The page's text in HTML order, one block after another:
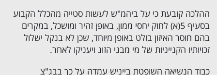
ההלכה קובעת כי על ביהמ"ש לעשות סטייה מהכלל הקבוע
בסעיף 5(א) לחוק יחסי ממון, באופן זהיר ומושכל, במקרים
בהם חוסר האיזון בולט באופן מיוחד, שכן לא בנקל ישלול
זכויותיו הקנייניות של מי מבני הזוג ויעניקו לאחר.
כבוד הנשיאה השופטת בייניש עמדה על כך בבג"צ